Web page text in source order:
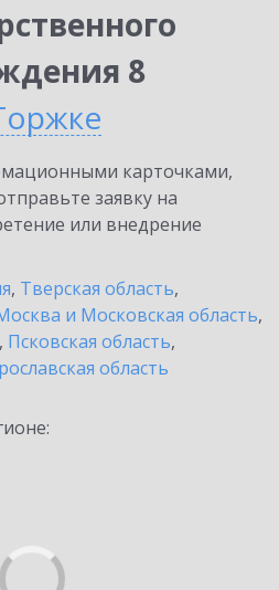
8
карточками,
заявку на
или внедрение
, Тверская область,
и Московская область,
, Псковская область,
область